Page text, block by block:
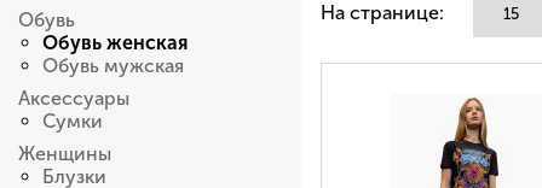
Обувь
Обувь женская
Обувь мужская
Аксессуары
Сумки
Женщины
Блузки
На странице: